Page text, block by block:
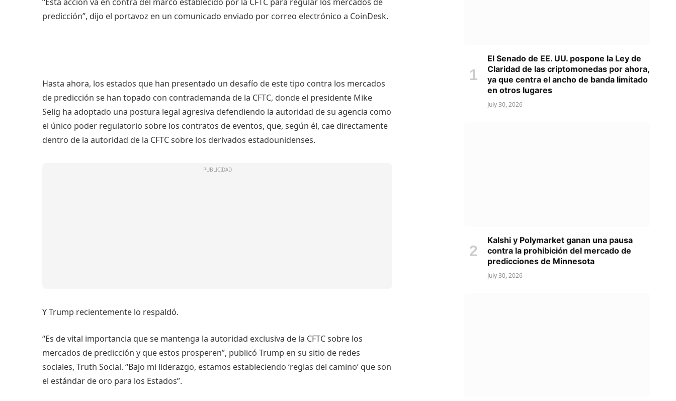
predicción”, dijo el portavoz en un comunicado enviado por correo electrónico a CoinDesk.
Hasta ahora, los estados que han presentado un desafío de este tipo contra los mercados
de predicción se han topado con contrademanda de la CFTC, donde el presidente Mike
Selig ha adoptado una postura legal agresiva defendiendo la autoridad de su agencia como
el único poder regulatorio sobre los contratos de eventos, que, según él, cae directamente
dentro de la autoridad de la CFTC sobre los derivados estadounidenses.
Y Trump recientemente lo respaldó.
“Es de vital importancia que se mantenga la autoridad exclusiva de la CFTC sobre los
mercados de predicción y que estos prosperen”, publicó Trump en su sitio de redes
sociales, Truth Social. “Bajo mi liderazgo, estamos estableciendo ‘reglas del camino’ que son
el estándar de oro para los Estados”.
El Senado de EE. UU. pospone la Ley de
Claridad de las criptomonedas por ahora,
ya que centra el ancho de banda limitado
en otros lugares
July 30, 2026
Kalshi y Polymarket ganan una pausa
contra la prohibición del mercado de
predicciones de Minnesota
July 30, 2026